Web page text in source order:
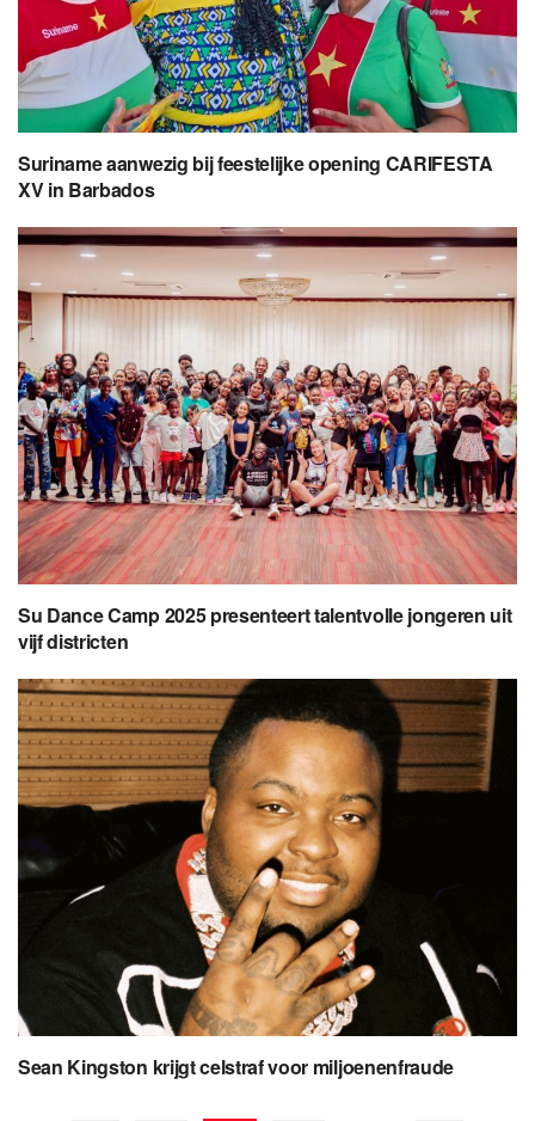
Suriname aanwezig bij feestelijke opening CARIFESTA
XV in Barbados
Su Dance Camp 2025 presenteert talentvolle jongeren uit
vijf districten
Sean Kingston krijgt celstraf voor miljoenenfraude